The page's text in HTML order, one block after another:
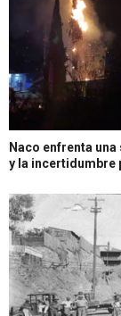
Naco enfrenta
y la incertidumbre